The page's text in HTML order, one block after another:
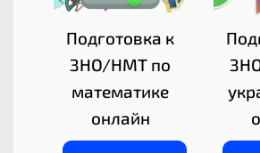
Подготовка к
ЗНО/НМТ по
математике
онлайн